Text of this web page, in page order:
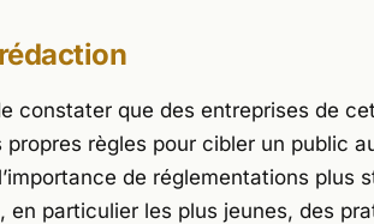
constater que des entreprises de
règles pour cibler un public
de réglementations plus
en particulier les plus jeunes, des